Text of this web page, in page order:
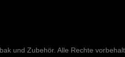
und Zubehör. Alle Rechte